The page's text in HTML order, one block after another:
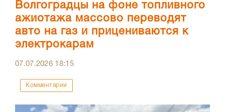
Волгоградцы на фоне топливного
ажиотажа массово переводят
авто на газ и прицениваются к
электрокарам
07.07.2026 18:15
Комментарии